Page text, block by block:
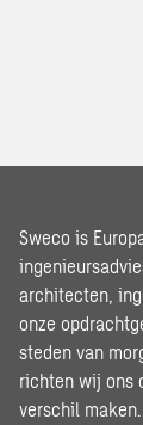
Sweco is
architecten,
onze
steden van
richten wij ons
verschil